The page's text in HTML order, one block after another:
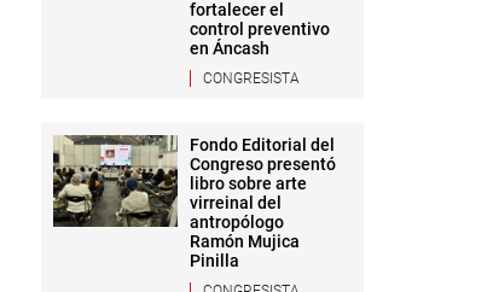
fortalecer el
control preventivo
en Áncash
CONGRESISTA
Fondo Editorial del
Congreso presentó
libro sobre arte
virreinal del
antropólogo
Ramón Mujica
Pinilla